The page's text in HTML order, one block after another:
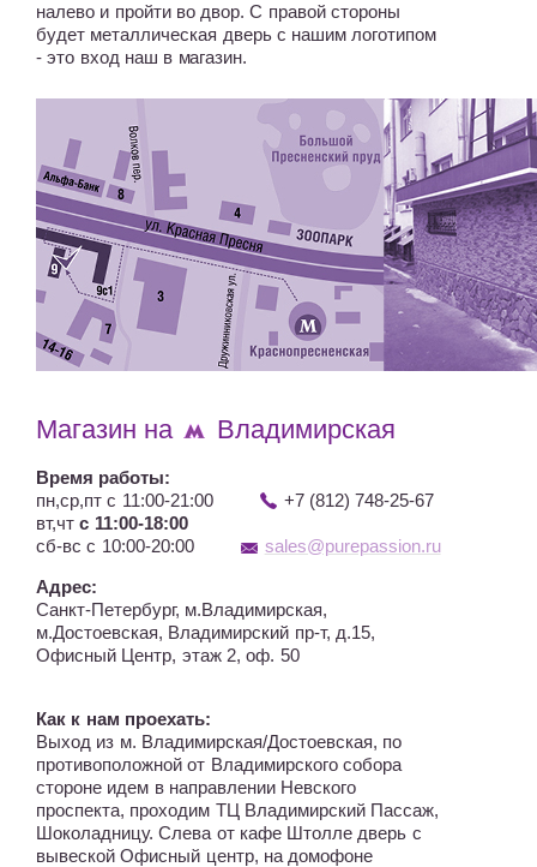
налево и пройти во двор. С правой стороны
будет металлическая дверь с нашим логотипом
- это вход наш в магазин.
Магазин на Владимирская
Время работы:
пн,ср,пт с 11:00-21:00
+7 (812) 748-25-67
вт,чтс 11:00-18:00
сб-вс с 10:00-20:00
sales@purepassion.ru
Адрес:
Санкт-Петербург, м.Владимирская,
м.Достоевская, Владимирский пр-т, д.15,
Офисный Центр, этаж 2, оф. 50
Как к нам проехать:
Выход из м. Владимирская/Достоевская, по
противоположной от Владимирского собора
стороне идем в направлении Невского
проспекта, проходим ТЦ Владимирский Пассаж,
Шоколадницу. Слева от кафе Штолле дверь с
вывеской Офисный центр, на домофоне